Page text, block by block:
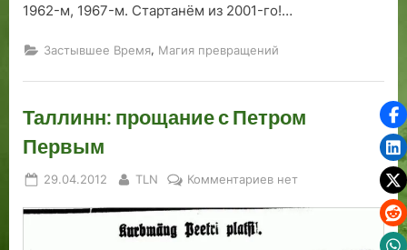
1962-м, 1967-м. Стартанём из 2001-го!…
Застывшее Время, Магия превращений
Таллинн: прощание с Петром
Первым
Posted
29.04.2012 By
TLN Комментариевкнет